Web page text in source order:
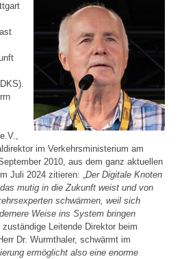
im Verkehrsministerium am
2010, aus dem ganz aktuellen
Juli 2024 zitieren: „Der Digitale Knoten
mutig in die Zukunft weist und von
schwärmen, weil sich
Weise ins System bringen
zuständige Leitende Direktor beim
Dr. Wurmthaler, schwärmt im
ermöglicht also eine enorme